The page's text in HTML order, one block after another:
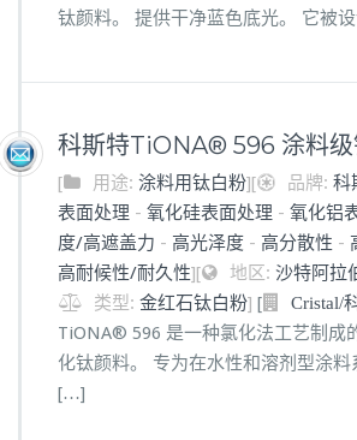
钛颜料。 提供干净蓝色底光。 它被
科斯特TiONA® 596 涂料级
[ 用途: 涂料用钛白粉][ 品牌: 科
表面处理 - 氧化硅表面处理 - 氧化铝
度/高遮盖力 - 高光泽度 - 高分散性 -
高耐候性/耐久性][ 地区: 沙特阿拉
类型: 金红石钛白粉] [ Cristal/
TiONA® 596 是一种氯化法工艺制成
化钛颜料。 专为在水性和溶剂型涂
[…]